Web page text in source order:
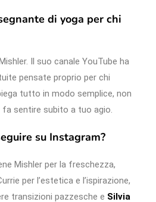
di yoga per chi
Il suo canale YouTube ha
pensate proprio per chi
tutto in modo semplice, non
sentire subito a tuo agio.
su Instagram?
Mishler per la freschezza,
per l’estetica e l’ispirazione,
transizioni pazzesche e Silvia